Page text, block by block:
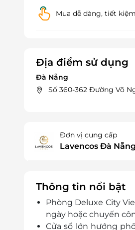
Mua dễ dàng, tiết
Địa điểm sử dụng
Đà Nẵng
Số 360-362 Đường Võ
Đơn vị cung cấp
Lavencos Đà
Thông tin nổi bật
Phòng Deluxe City
ngày hoặc chuyến
Cửa sổ lớn hướng